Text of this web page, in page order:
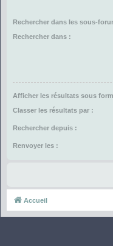
Rechercher dans les sous-
Rechercher dans :
Afficher les résultats sous
Classer les résultats par :
Rechercher depuis :
Renvoyer les :
Accueil